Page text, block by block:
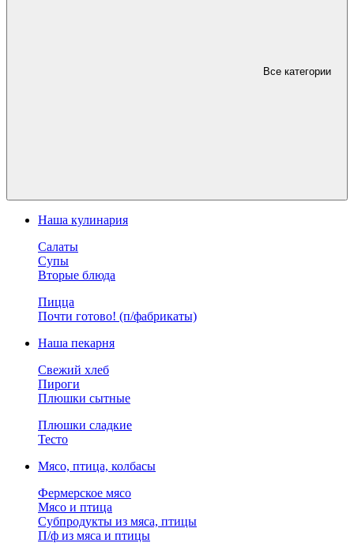
Все категории
Наша кулинария
Салаты
Супы
Вторые блюда
Пицца
Почти готово! (п/фабрикаты)
Наша пекарня
Свежий хлеб
Пироги
Плюшки сытные
Плюшки сладкие
Тесто
Мясо, птица, колбасы
Фермерское мясо
Мясо и птица
Субпродукты из мяса, птицы
П/ф из мяса и птицы